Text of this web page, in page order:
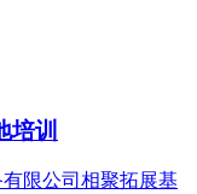
训
限公司相聚拓展基